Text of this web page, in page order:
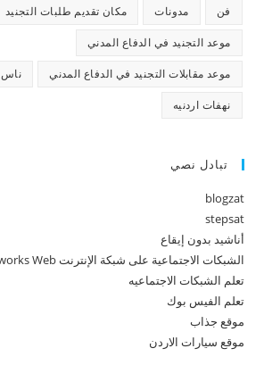
فن مدونات مكان تقديم طلبات التجنيد
موعد التجنيد في الدفاع المدني
موعد مقابلات التجنيد في الدفاع المدني ناس
نهفات اردنيه
تبادل نصي
blogzat
stepsat
أناشيد بدون إيقاع
الشبكات الاجتماعية على شبكة الإنترنت Social Networks Web
تعلم الشبكات الاجتماعيه
تعلم الفيس بوك
موقع جذاب
موقع سيارات الاردن